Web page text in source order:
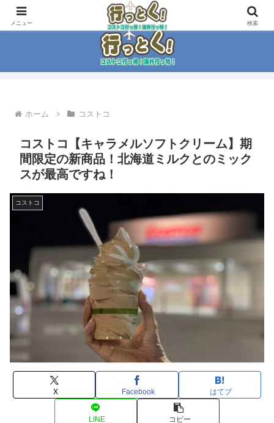
コストコ大好き家族がイチ押商品紹介！！
ホーム コストコ
コストコ【キャラメルソフトクリーム】期
間限定の新商品！北海道ミルクとのミック
スが最高ですね！
コストコ
X Facebook はてブ
LINE コピー
メニュー 検索